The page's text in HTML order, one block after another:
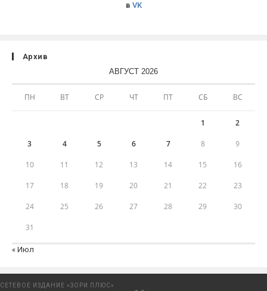
в VK
Архив
АВГУСТ 2026
ПН ВТ СР ЧТ ПТ СБ ВС
1 2
3 4 5 6 7 8 9
10 11 12 13 14 15 16
17 18 19 20 21 22 23
24 25 26 27 28 29 30
31
« Июл
СЕТЕВОЕ ИЗДАНИЕ «ЗОРИ ПЛЮС»